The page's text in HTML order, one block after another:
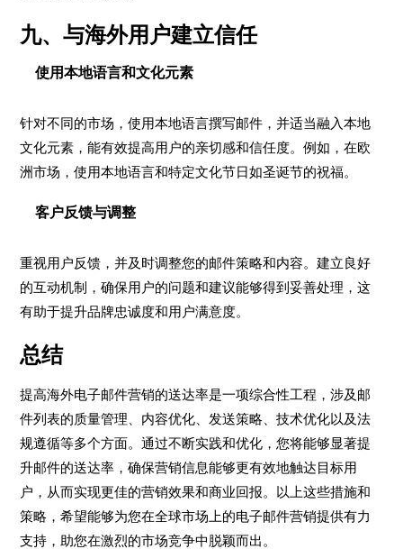
九、与海外用户建立信任
使用本地语言和文化元素
针对不同的市场，使用本地语言撰写邮件，并适当融入本地
文化元素，能有效提高用户的亲切感和信任度。例如，在欧
洲市场，使用本地语言和特定文化节日如圣诞节的祝福。
客户反馈与调整
重视用户反馈，并及时调整您的邮件策略和内容。建立良好
的互动机制，确保用户的问题和建议能够得到妥善处理，这
有助于提升品牌忠诚度和用户满意度。
总结
提高海外电子邮件营销的送达率是一项综合性工程，涉及邮
件列表的质量管理、内容优化、发送策略、技术优化以及法
规遵循等多个方面。通过不断实践和优化，您将能够显著提
升邮件的送达率，确保营销信息能够更有效地触达目标用
户，从而实现更佳的营销效果和商业回报。以上这些措施和
策略，希望能够为您在全球市场上的电子邮件营销提供有力
支持，助您在激烈的市场竞争中脱颖而出。